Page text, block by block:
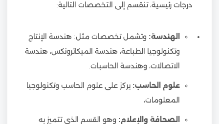
درجات رئيسية، تنقسم إلى التخصصات التالية:
الهندسة: وتشمل تخصصات مثل: هندسة الإنتاج
وتكنولوجيا الطباعة، هندسة الميكاترونكس، هندسة
الاتصالات، وهندسة الحاسبات.
علوم الحاسب: يركز على علوم الحاسب وتكنولوجيا
المعلومات،
الصحافة والإعلام: وهو القسم الذي تتميز به